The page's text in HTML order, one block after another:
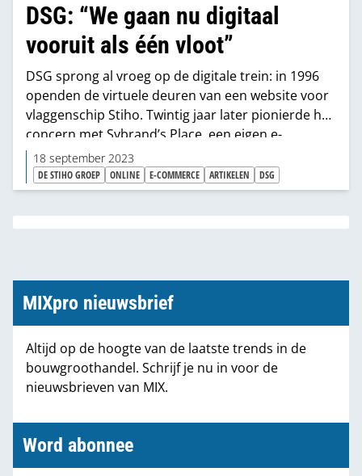
DSG: “We gaan nu digitaal
vooruit als één vloot”
DSG sprong al vroeg op de digitale trein: in 1996
openden de virtuele deuren van een website voor
vlaggenschip Stiho. Twintig jaar later pionierde het
concern met Sybrand’s Place, een eigen e-
commercebureau. Met de opening van een nieuw
centraal kantoor voor DSG Digital is onlangs een
nieuwe stap voorwaarts gezet. Sinds 2 april
werken zeventig werknemers daar in meerdere
cross-functionele teams samen aan nieuwe
juist gezamenlijk vooruit.”
18 september 2023
DE STIHO GROEP ONLINE E-COMMERCE ARTIKELEN DSG
MIXpro nieuwsbrief
Altijd op de hoogte van de laatste trends in de
bouwgroothandel. Schrijf je nu in voor de
nieuwsbrieven van MIX.
Word abonnee